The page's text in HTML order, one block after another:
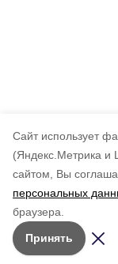
Cайт использует
(Яндекс.Метрика и
сайтом, Вы
персональных
браузера.
Принять